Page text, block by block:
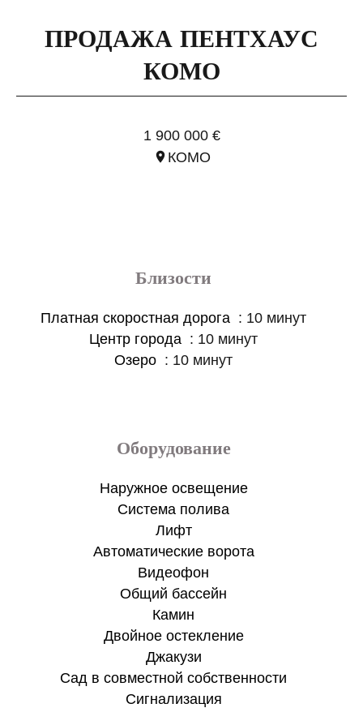
ПРОДАЖА ПЕНТХАУС
КОМО
1 900 000 €
КОМО
Близости
Платная скоростная дорога
10 минут
Центр города
10 минут
Озеро
10 минут
Оборудование
Наружное освещение
Система полива
Лифт
Автоматические ворота
Видеофон
Общий бассейн
Камин
Двойное остекление
Джакузи
Сад в совместной собственности
Сигнализация